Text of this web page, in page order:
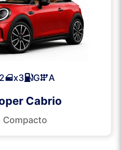
x3 G A
Cabrio
Compacto